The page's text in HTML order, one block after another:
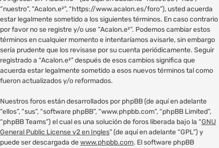
“nuestro”, “Acalon.e²”, “https://www.acalon.es/foro”), usted acuerda
estar legalmente sometido a los siguientes términos. En caso contrario
por favor no se registre y/o use “Acalon.e²”. Podemos cambiar estos
términos en cualquier momento e intentaríamos avisarle, sin embargo
sería prudente que los revisase por su cuenta periódicamente. Seguir
registrado a “Acalon.e²” después de esos cambios significa que
acuerda estar legalmente sometido a esos nuevos términos tal como
fueron actualizados y/o reformados.
Nuestros foros están desarrollados por phpBB (de aquí en adelante
“ellos”, “sus”, “software phpBB”, “www.phpbb.com”, “phpBB Limited”,
“phpBB Teams”) el cual es una solución de foros liberada bajo la “GNU
General Public License v2 en Ingles” (de aquí en adelante “GPL”) y
puede ser descargada dewww.phpbb.com. El software phpBB